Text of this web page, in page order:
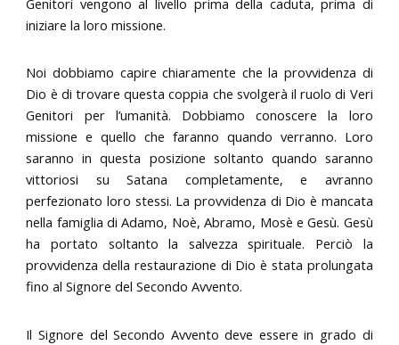
iniziare la loro missione.
Noi dobbiamo capire chiaramente che la provvidenza di
Dio è di trovare questa coppia che svolgerà il ruolo di Veri
Genitori per l’umanità. Dobbiamo conoscere la loro
missione e quello che faranno quando verranno. Loro
saranno in questa posizione soltanto quando saranno
vittoriosi su Satana completamente, e avranno
perfezionato loro stessi. La provvidenza di Dio è mancata
nella famiglia di Adamo, Noè, Abramo, Mosè e Gesù. Gesù
ha portato soltanto la salvezza spirituale. Perciò la
provvidenza della restaurazione di Dio è stata prolungata
fino al Signore del Secondo Avvento.
Il Signore del Secondo Avvento deve essere in grado di